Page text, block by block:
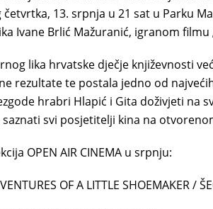
13. srpnja u 21 sat u Parku
Ivane Brlić Mažuranić, igranom filmu
lika hrvatske dječje književnosti
rezultate te postala jedno od
hrabri Hlapić i Gita doživjeti na
svi posjetitelji kina na
OPEN AIR CINEMA u srpnju:
OF A LITTLE SHOEMAKER /